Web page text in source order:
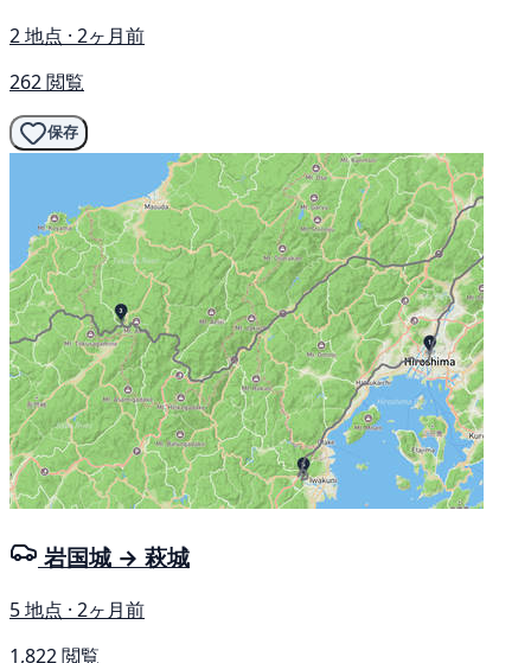
2 地点 · 2ヶ月前
262 閲覧
保存
岩国城 → 萩城
5 地点 · 2ヶ月前
1,822 閲覧